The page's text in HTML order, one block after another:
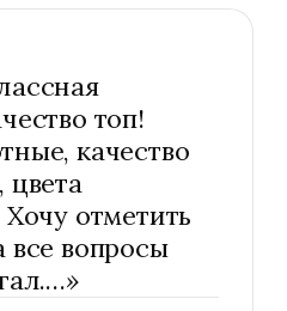
топ!
качество
цвета
отметить
вопросы
»